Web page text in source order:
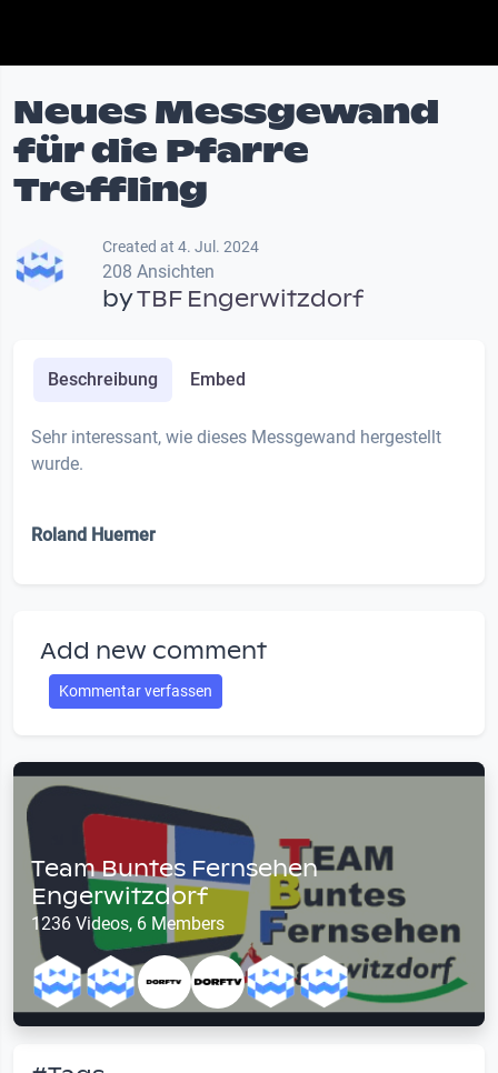
Neues Messgewand
für die Pfarre
Treffling
Created at 4. Jul. 2024
208 Ansichten
byTBF Engerwitzdorf
Beschreibung Embed
Sehr interessant, wie dieses Messgewand hergestellt
wurde.
Roland Huemer
Add new comment
Kommentar verfassen
Team Buntes Fernsehen
Engerwitzdorf
1236 Videos, 6 Members